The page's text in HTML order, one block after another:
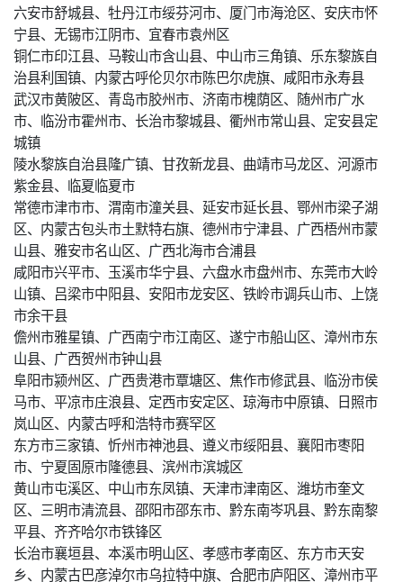
六安市舒城县、牡丹江市绥芬河市、厦门市海沧区、安庆市怀
宁县、无锡市江阴市、宜春市袁州区
铜仁市印江县、马鞍山市含山县、中山市三角镇、乐东黎族自
治县利国镇、内蒙古呼伦贝尔市陈巴尔虎旗、咸阳市永寿县
武汉市黄陂区、青岛市胶州市、济南市槐荫区、随州市广水
市、临汾市霍州市、长治市黎城县、衢州市常山县、定安县定
城镇
陵水黎族自治县隆广镇、甘孜新龙县、曲靖市马龙区、河源市
紫金县、临夏临夏市
常德市津市市、渭南市潼关县、延安市延长县、鄂州市梁子湖
区、内蒙古包头市土默特右旗、德州市宁津县、广西梧州市蒙
山县、雅安市名山区、广西北海市合浦县
咸阳市兴平市、玉溪市华宁县、六盘水市盘州市、东莞市大岭
山镇、吕梁市中阳县、安阳市龙安区、铁岭市调兵山市、上饶
市余干县
儋州市雅星镇、广西南宁市江南区、遂宁市船山区、漳州市东
山县、广西贺州市钟山县
阜阳市颍州区、广西贵港市覃塘区、焦作市修武县、临汾市侯
马市、平凉市庄浪县、定西市安定区、琼海市中原镇、日照市
岚山区、内蒙古呼和浩特市赛罕区
东方市三家镇、忻州市神池县、遵义市绥阳县、襄阳市枣阳
市、宁夏固原市隆德县、滨州市滨城区
黄山市屯溪区、中山市东凤镇、天津市津南区、潍坊市奎文
区、三明市清流县、邵阳市邵东市、黔东南岑巩县、黔东南黎
平县、齐齐哈尔市铁锋区
长治市襄垣县、本溪市明山区、孝感市孝南区、东方市天安
乡、内蒙古巴彦淖尔市乌拉特中旗、合肥市庐阳区、漳州市平